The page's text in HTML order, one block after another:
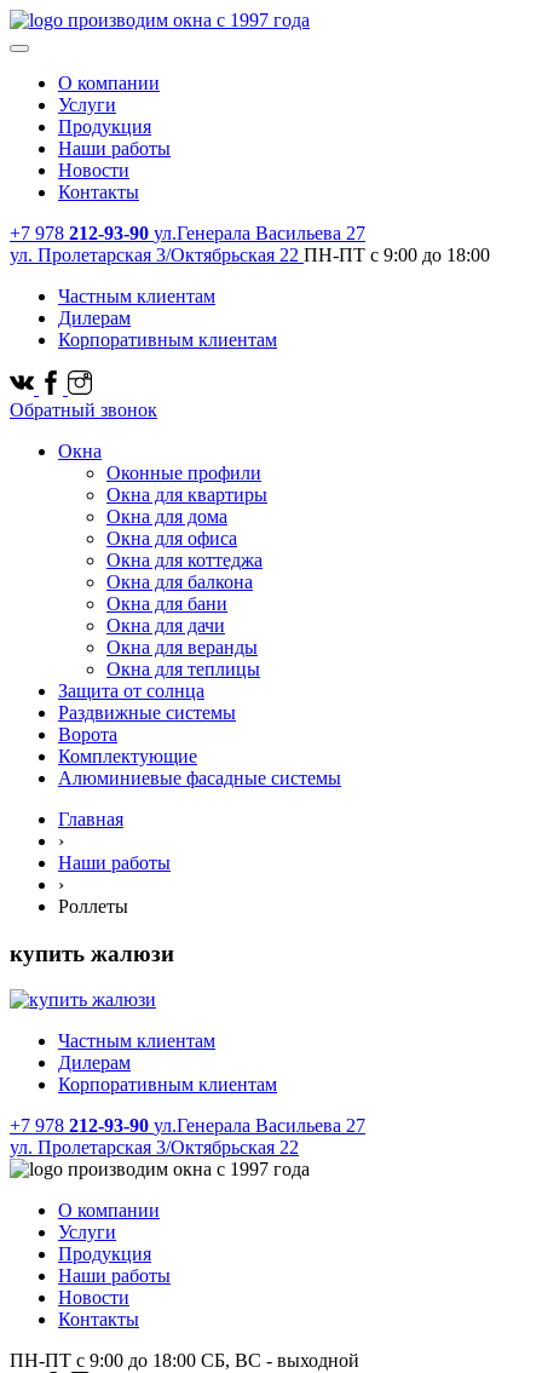
производим окна с 1997 года
О компании
Услуги
Продукция
Наши работы
Новости
Контакты
+7 978 212-93-90 ул.Генерала Васильева 27
ул. Пролетарская 3/Октябрьская 22 ПН-ПТ с 9:00 до 18:00
Частным клиентам
Дилерам
Корпоративным клиентам
Обратный звонок
Окна
Оконные профили
Окна для квартиры
Окна для дома
Окна для офиса
Окна для коттеджа
Окна для балкона
Окна для бани
Окна для дачи
Окна для веранды
Окна для теплицы
Защита от солнца
Раздвижные системы
Ворота
Комплектующие
Алюминиевые фасадные системы
Главная
›
Наши работы
›
Роллеты
купить жалюзи
Частным клиентам
Дилерам
Корпоративным клиентам
+7 978 212-93-90 ул.Генерала Васильева 27
ул. Пролетарская 3/Октябрьская 22
производим окна с 1997 года
О компании
Услуги
Продукция
Наши работы
Новости
Контакты
ПН-ПТ с 9:00 до 18:00 СБ, ВС - выходной